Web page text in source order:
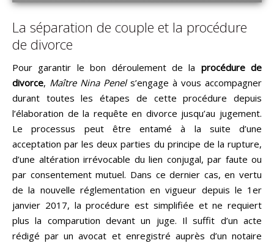
La séparation de couple et la procédure
de divorce
Pour garantir le bon déroulement de la procédure de
divorce, Maître Nina Penel s’engage à vous accompagner
durant toutes les étapes de cette procédure depuis
l’élaboration de la requête en divorce jusqu’au jugement.
Le processus peut être entamé à la suite d’une
acceptation par les deux parties du principe de la rupture,
d’une altération irrévocable du lien conjugal, par faute ou
par consentement mutuel. Dans ce dernier cas, en vertu
de la nouvelle réglementation en vigueur depuis le 1er
janvier 2017, la procédure est simplifiée et ne requiert
plus la comparution devant un juge. Il suffit d’un acte
rédigé par un avocat et enregistré auprès d’un notaire